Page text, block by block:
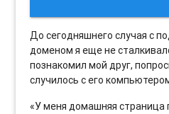
До сегодняшнего случая с
доменом я еще не
познакомил мой друг,
случилось с его
«У меня домашняя страница